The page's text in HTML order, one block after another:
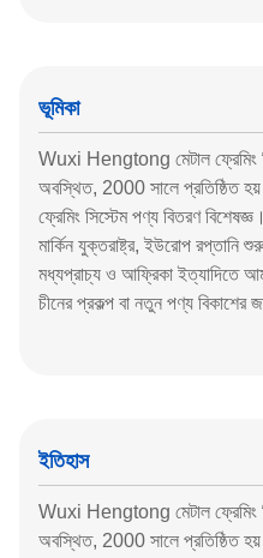
ভূমিকা
Wuxi Hengtong মেটাল
অবস্থিত, 2000 সালে প্রতিষ্ঠিত
ফ্রেমিং সিস্টেম পণ্য বিতরণ
মার্কিন যুক্তরাষ্ট্র, ইউরোপ রপ্তানি
মধ্যপ্রাচ্য ও আফ্রিকা ইত্যাদিতে
চীনের প্রকল্প বা নতুন পণ্য বিকাশের
ইতিহাস
Wuxi Hengtong মেটাল
অবস্থিত, 2000 সালে প্রতিষ্ঠিত